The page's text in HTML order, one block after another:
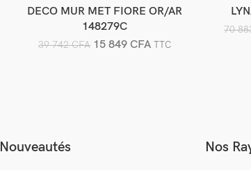
Ajouter au panier
DECO MUR MET FIORE OR/AR
148279C
39 742CFA 15 849CFA TTC
70
Nouveautés Nos